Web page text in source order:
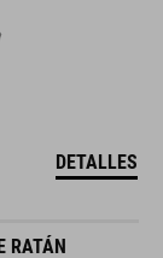
DETALLES
RATÁN